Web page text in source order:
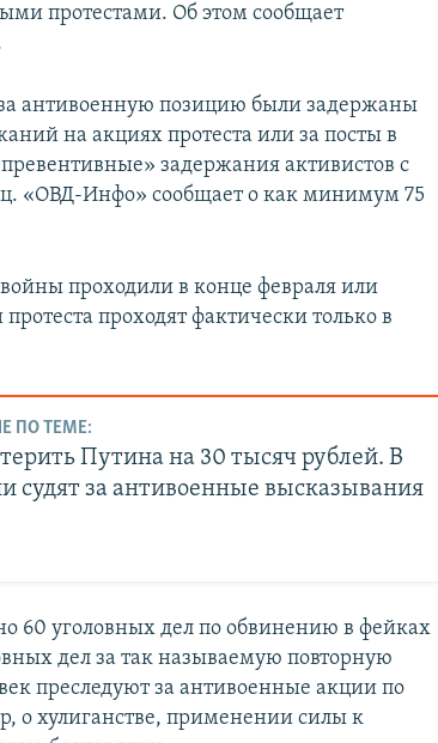
протестами. Об этом сообщает
антивоенную позицию были задержаны
на акциях протеста или за посты в
задержания активистов с
«ОВД-Инфо» сообщает о как минимум 75
проходили в конце февраля или
проходят фактически только в
ПО ТЕМЕ:
Путина на 30 тысяч рублей. В
судят за антивоенные высказывания
60 уголовных дел по обвинению в фейках
дел за так называемую повторную
преследуют за антивоенные акции по
о хулиганстве, применении силы к